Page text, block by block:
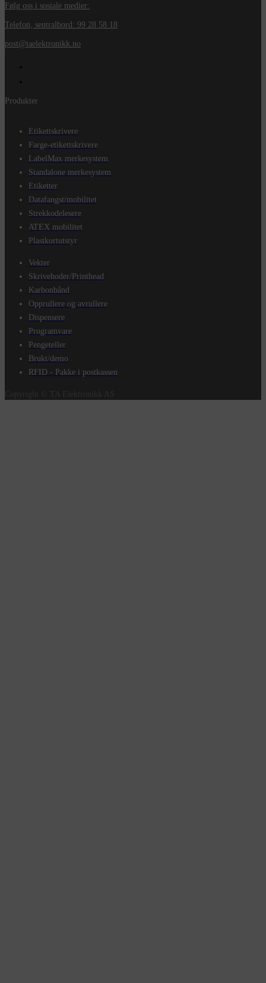
Følg oss i sosiale medier:
Telefon, sentralbord: 99 28 58 18
post@taelektronikk.no
Produkter
Etikettskrivere
Farge-etikettskrivere
LabelMax merkesystem
Standalone merkesystem
Etiketter
Datafangst/mobilitet
Strekkodelesere
ATEX mobilitet
Plastkortutstyr
Vekter
Skrivehoder/Printhead
Karbonbånd
Opprullere og avrullere
Dispensere
Programvare
Pengeteller
Brukt/demo
RFID - Pakke i postkassen